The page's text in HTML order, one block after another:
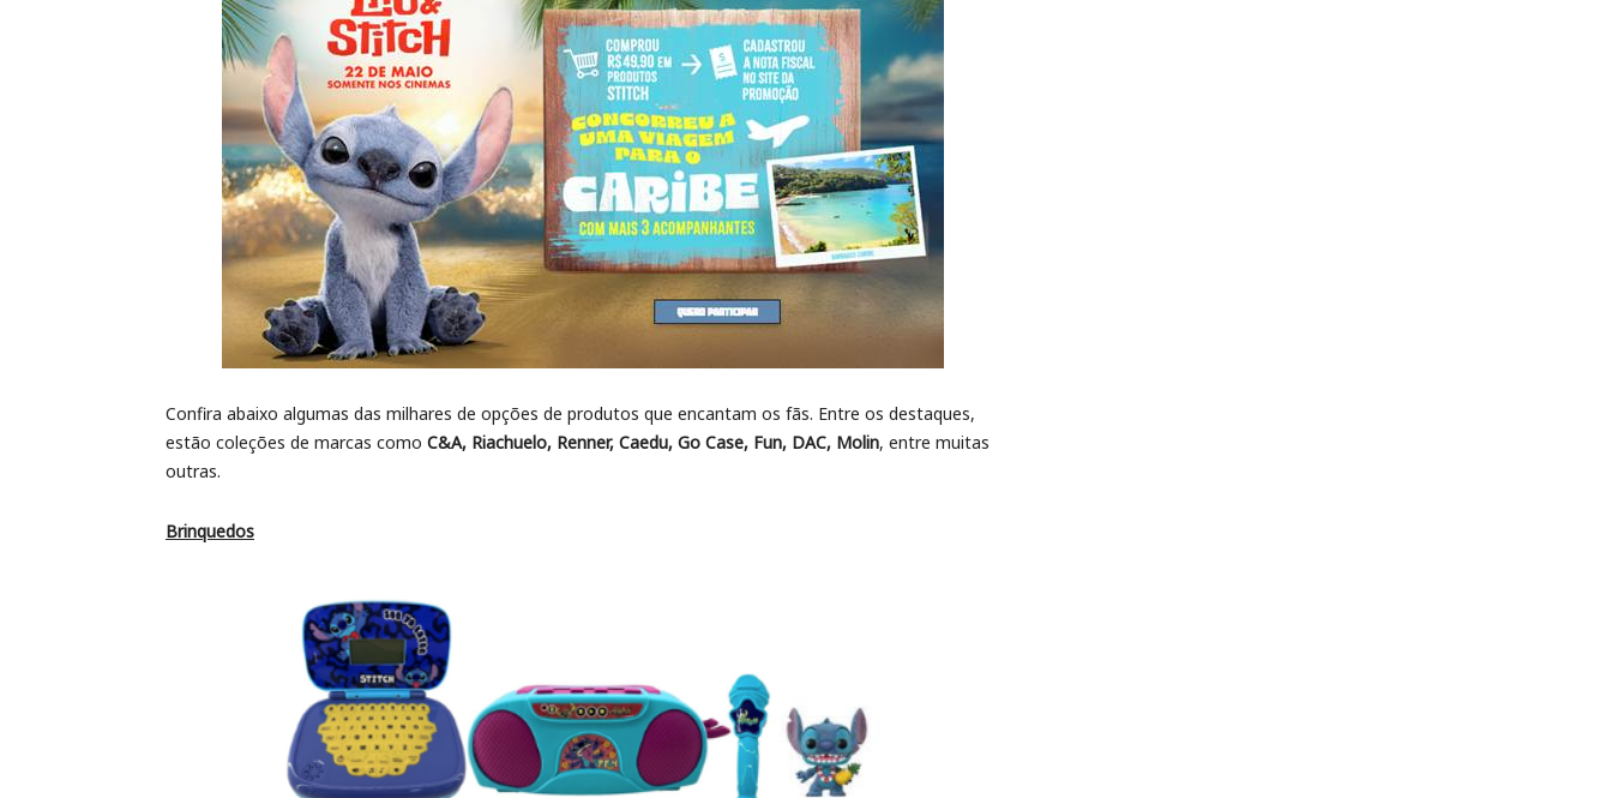
Confira abaixo algumas das milhares de opções de produtos que encantam os fãs. Entre os destaques,
estão coleções de marcas como C&A, Riachuelo, Renner, Caedu, Go Case, Fun, DAC, Molin, entre muitas
outras.
Brinquedos